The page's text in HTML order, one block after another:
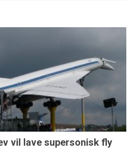
vil lave supersonisk fly